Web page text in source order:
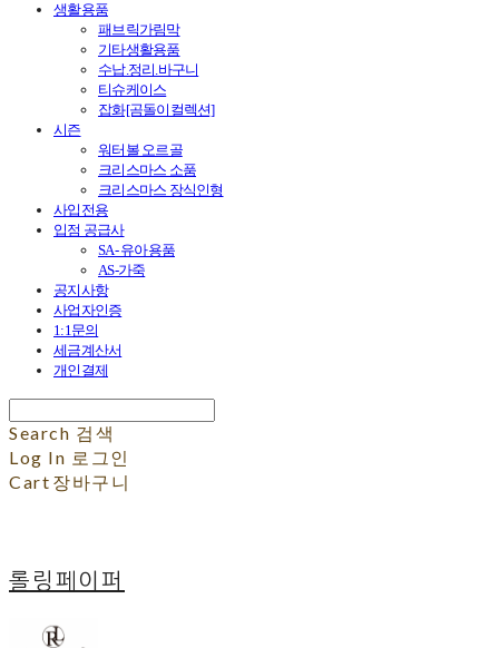
생활용품
패브릭가림막
기타생활용품
수납.정리.바구니
티슈케이스
잡화[곰돌이컬렉션]
시즌
워터볼 오르골
크리스마스 소품
크리스마스 장식인형
사입전용
입점 공급사
SA- 유아용품
AS-가죽
공지사항
사업자인증
1:1문의
세금계산서
개인결제
Search 검색
Log In 로그인
Cart 장바구니
롤링페이퍼